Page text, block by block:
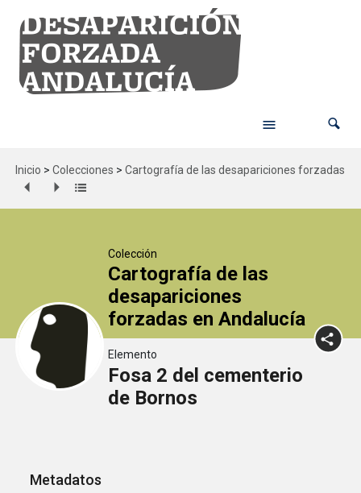
Inicio > Colecciones > Cartografía de las desapariciones forzadas
Colección
Cartografía de las
desapariciones
forzadas en Andalucía
Elemento
Fosa 2 del cementerio
de Bornos
Metadatos